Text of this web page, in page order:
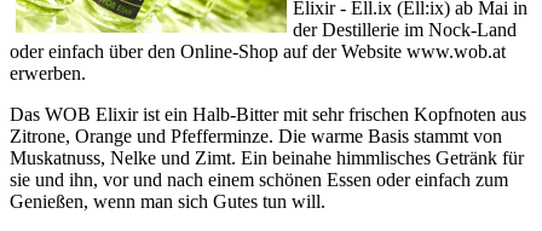
Elixir - Ell.ix (Ell:ix) ab Mai in
der Destillerie im Nock-Land
oder einfach über den Online-Shop auf der Website www.wob.at
erwerben.
Das WOB Elixir ist ein Halb-Bitter mit sehr frischen Kopfnoten aus
Zitrone, Orange und Pfefferminze. Die warme Basis stammt von
Muskatnuss, Nelke und Zimt. Ein beinahe himmlisches Getränk für
sie und ihn, vor und nach einem schönen Essen oder einfach zum
Genießen, wenn man sich Gutes tun will.